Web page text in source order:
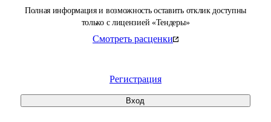
Полная информация и возможность оставить отклик доступны
только с лицензией «Тендеры»
Смотреть расценки
Регистрация
Вход